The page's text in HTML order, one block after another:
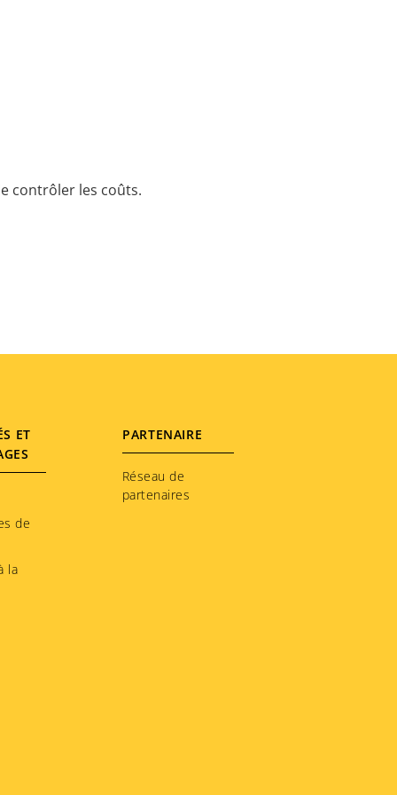
contrôler les coûts.
ET
de
la
PARTENAIRE
Réseau de
partenaires